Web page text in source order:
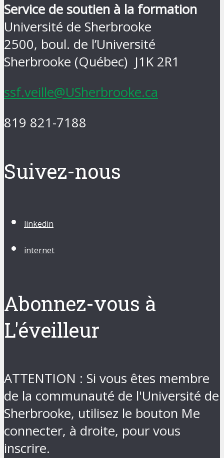
Service de soutien à la formation
Université de Sherbrooke
2500, boul. de l’Université
Sherbrooke (Québec) J1K 2R1
ssf.veille@USherbrooke.ca
819 821-7188
Suivez-nous
linkedin
internet
Abonnez-vous à
L'éveilleur
ATTENTION : Si vous êtes membre
de la communauté de l'Université de
Sherbrooke, utilisez le bouton Me
connecter, à droite, pour vous
inscrire.